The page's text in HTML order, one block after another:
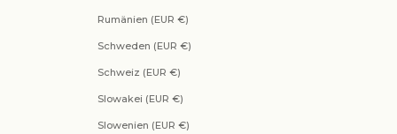
Rumänien (EUR €)
Schweden (EUR €)
Schweiz (EUR €)
Slowakei (EUR €)
Slowenien (EUR €)